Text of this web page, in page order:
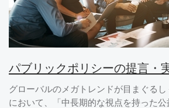
パブリックポリシーの提言・
グローバルのメガトレンドが目まぐる
において、「中長期的な視点を持った